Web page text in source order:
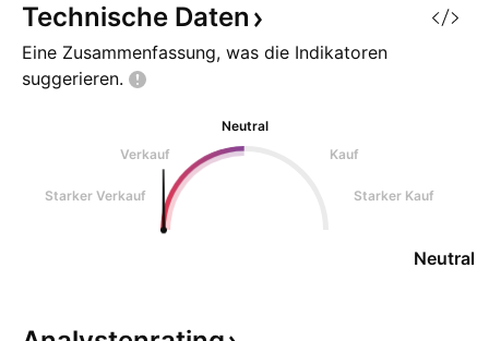
Technische Daten
Eine Zusammenfassung, was die Indikatoren
suggerieren.
Neutral
Verkauf
Kauf
Starker Verkauf Starker Kauf
Neutral